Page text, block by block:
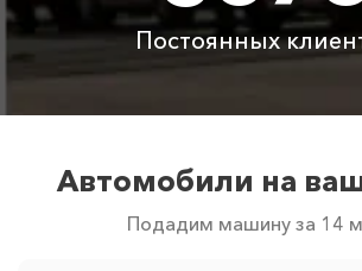
автомобилей в г Олива. Точную
менеджер при заказе.
Постоянных
Автомобили на
Подадим машину за 14